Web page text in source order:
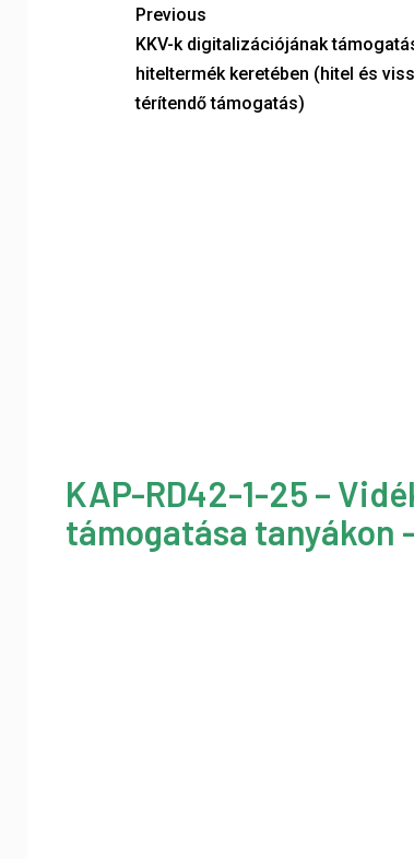
Previous
KKV-k digitalizációjának
hiteltermék keretében (hitel és
térítendő támogatás)
KAP-RD42-1-25 –
támogatása tanyákon